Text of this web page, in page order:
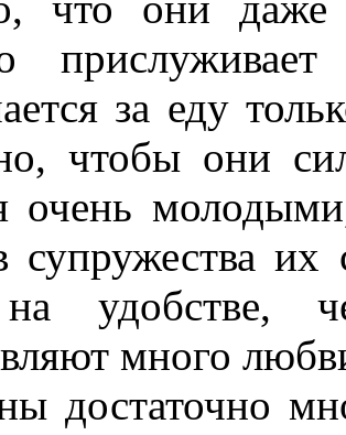
за еду
чтобы они
очень
супружества
на
много
достаточно